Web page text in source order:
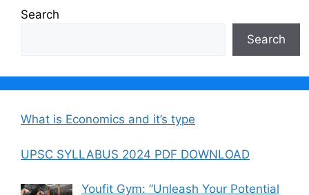
Search
Search
What is Economics and it’s type
UPSC SYLLABUS 2024 PDF DOWNLOAD
Youfit Gym: ”Unleash Your Potential